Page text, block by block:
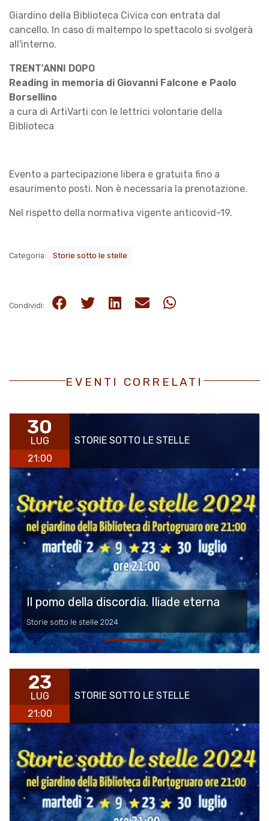
Giardino della Biblioteca Civica con entrata dal
cancello. In caso di maltempo lo spettacolo si svolgerà
all'interno.
TRENT'ANNI DOPO
Reading in memoria di Giovanni Falcone e Paolo
Borsellino
a cura di ArtiVarti con le lettrici volontarie della
Biblioteca
Evento a partecipazione libera e gratuita fino a
esaurimento posti. Non è necessaria la prenotazione.
Nel rispetto della normativa vigente anticovid-19.
Categoria: Storie sotto le stelle
Condividi:
EVENTI CORRELATI
30
LUG
21:00
STORIE SOTTO LE STELLE
Il pomo della discordia. Iliade eterna
Storie sotto le stelle 2024
23
LUG
21:00
STORIE SOTTO LE STELLE